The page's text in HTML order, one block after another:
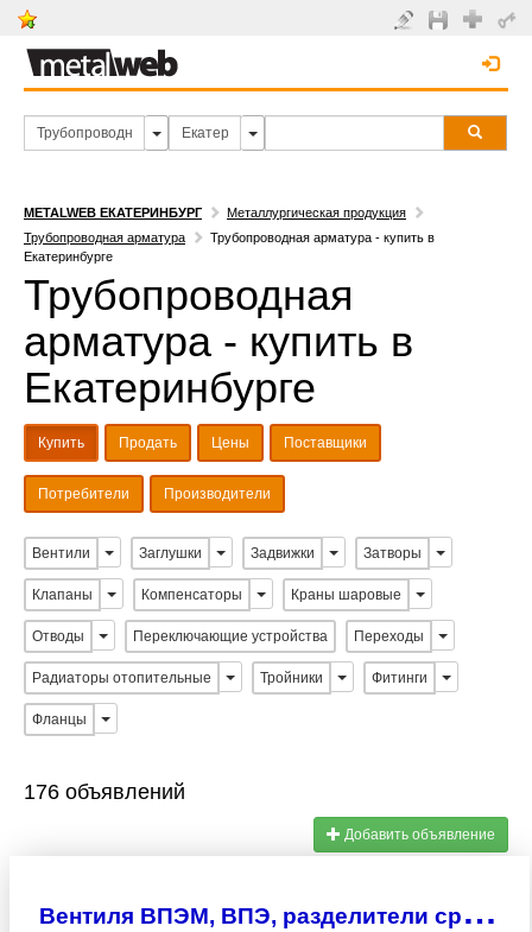
METALWEB ЕКАТЕРИНБУРГ
Металлургическая продукция
Трубопроводная арматура
Трубопроводная арматура - купить в
Екатеринбурге
Трубопроводная
арматура - купить в
Екатеринбурге
Купить Продать Цены Поставщики
Потребители Производители
Вентили Заглушки Задвижки Затворы
Клапаны Компенсаторы Краны шаровые
Отводы Переключающие устройства Переходы
Радиаторы отопительные Тройники Фитинги
Фланцы
176 объявлений
Добавить объявление
В
ентиля ВПЭМ, ВПЭ, разделители сред рс21